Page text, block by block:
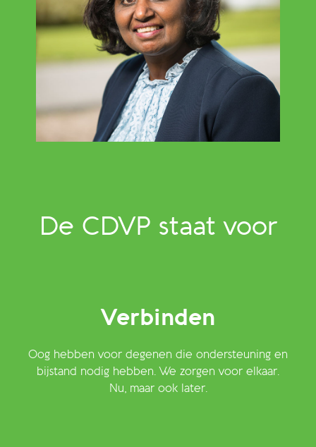
De CDVP staat voor
Verbinden
Oog hebben voor degenen die ondersteuning en
bijstand nodig hebben. We zorgen voor elkaar.
Nu, maar ook later.